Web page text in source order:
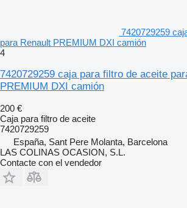
7420729259
para Renault PREMIUM DXI camión
4
7420729259 caja para filtro de aceite
PREMIUM DXI camión
200 €
Caja para filtro de aceite
7420729259
España, Sant Pere Molanta, Barcelona
LAS COLINAS OCASION, S.L.
Contacte con el vendedor